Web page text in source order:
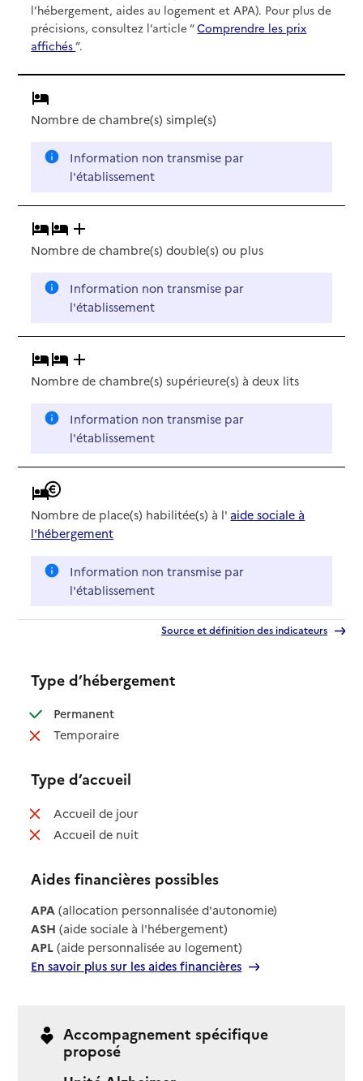
l’hébergement, aides au logement et APA). Pour plus de
précisions, consultez l’article “Comprendre les prix
affichés”.
Nombre de chambre(s) simple(s)
Information non transmise par
l'établissement
Nombre de chambre(s) double(s)ou plus
Information non transmise par
l'établissement
Nombre de chambre(s) supérieure(s) à deux lits
Information non transmise par
l'établissement
Nombre de place(s) habilitée(s) à l' aide sociale à
l'hébergement
Information non transmise par
l'établissement
Source et définition des indicateurs
Type d’hébergement
Permanent: disponible
Temporaire: non disponible
Type d’accueil
Accueil de jour: non disponible
Accueil de nuit: non disponible
Aides financières possibles
APA (allocation personnalisée d'autonomie)
ASH (aide sociale à l'hébergement)
APL (aide personnalisée au logement)
En savoir plus sur les aides financières
Accompagnement spécifique
proposé